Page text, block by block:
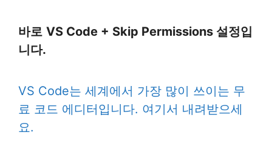
바로 VS Code + Skip Permissions 설정입
니다.
VS Code는 세계에서 가장 많이 쓰이는 무
료 코드 에디터입니다. 여기서 내려받으세
요.